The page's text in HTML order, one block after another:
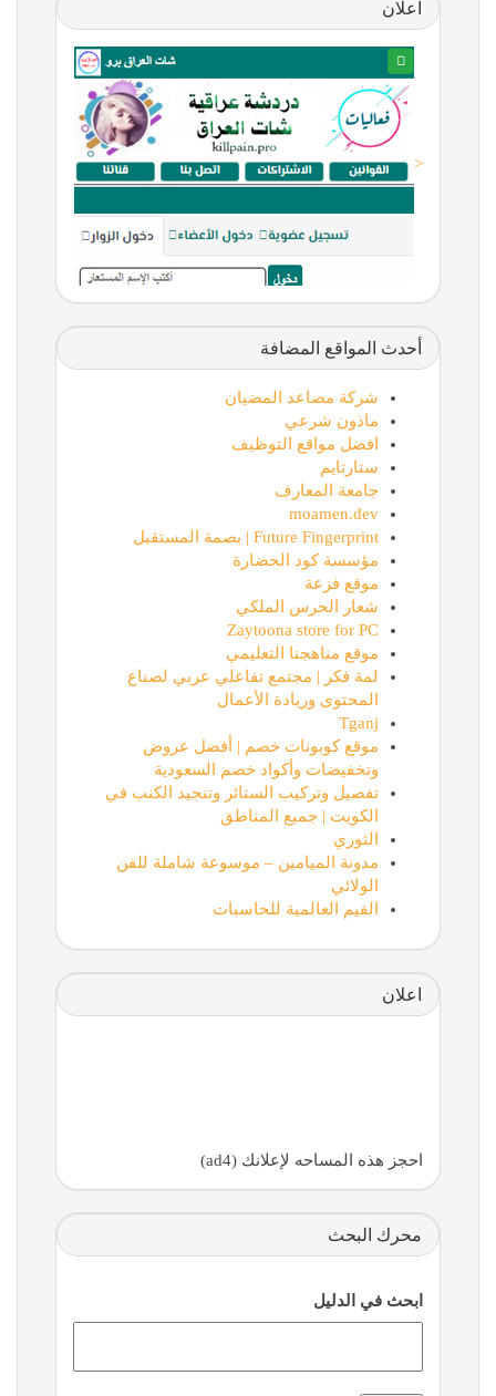
اعلان
<
أحدث المواقع المضافة
شركة مصاعد المضيان
ماذون شرعي
افضل مواقع التوظيف
ستارتايم
جامعة المعارف
moamen.dev
Future Fingerprint | بصمة المستقبل
مؤسسة كود الحضارة
موقع فزعة
شعار الحرس الملكي
Zaytoona store for PC
موقع مناهجنا التعليمي
لمة فكر | مجتمع تفاعلي عربي لصناع
المحتوى وريادة الأعمال
Tganj
موقع كوبونات خصم | أفضل عروض
وتخفيضات وأكواد خصم السعودية
تفصيل وتركيب الستائر وتنجيد الكنب في
الكويت | جميع المناطق
الثوري
مدونة الميامين – موسوعة شاملة للفن
الولائي
القيم العالمية للحاسبات
اعلان
احجز هذه المساحه لإعلانك (ad4)
محرك البحث
ابحث في الدليل